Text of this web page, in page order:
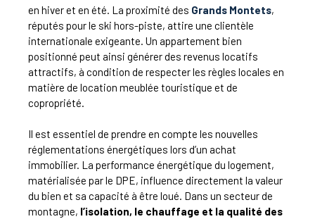
en hiver et en été. La proximité des Grands Montets,
réputés pour le ski hors-piste, attire une clientèle
internationale exigeante. Un appartement bien
positionné peut ainsi générer des revenus locatifs
attractifs, à condition de respecter les règles locales en
matière de location meublée touristique et de
copropriété.
Il est essentiel de prendre en compte les nouvelles
réglementations énergétiques lors d’un achat
immobilier. La performance énergétique du logement,
matérialisée par le DPE, influence directement la valeur
du bien et sa capacité à être loué. Dans un secteur de
montagne, l’isolation, le chauffage et la qualité des